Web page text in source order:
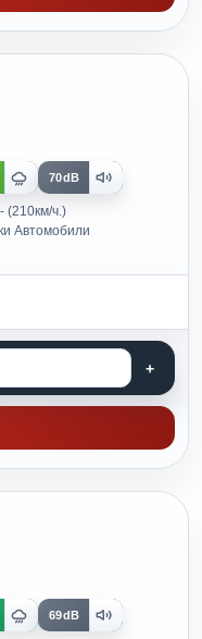
70dB
(210км/ч.)
Автомобили
69dB